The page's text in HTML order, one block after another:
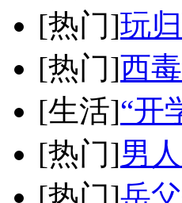
[热门]玩
[热门]西
[生活]“开
[热门]男
[热门]岳